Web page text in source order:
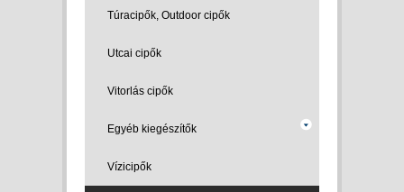
Túracipők, Outdoor cipők
Utcai cipők
Vitorlás cipők
Egyéb kiegészítők
Vízicipők